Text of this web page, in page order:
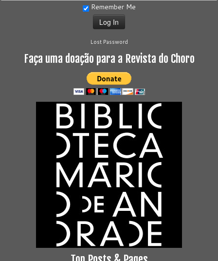
Remember Me
Lost Password
Faça uma doação para a Revista do Choro